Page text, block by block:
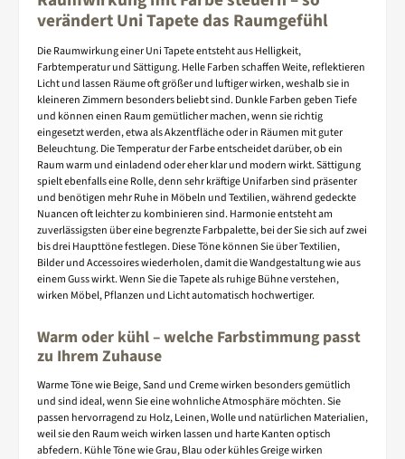
verändert Uni Tapete das Raumgefühl
Die Raumwirkung einer Uni Tapete entsteht aus Helligkeit,
Farbtemperatur und Sättigung. Helle Farben schaffen Weite, reflektieren
Licht und lassen Räume oft größer und luftiger wirken, weshalb sie in
kleineren Zimmern besonders beliebt sind. Dunkle Farben geben Tiefe
und können einen Raum gemütlicher machen, wenn sie richtig
eingesetzt werden, etwa als Akzentfläche oder in Räumen mit guter
Beleuchtung. Die Temperatur der Farbe entscheidet darüber, ob ein
Raum warm und einladend oder eher klar und modern wirkt. Sättigung
spielt ebenfalls eine Rolle, denn sehr kräftige Unifarben sind präsenter
und benötigen mehr Ruhe in Möbeln und Textilien, während gedeckte
Nuancen oft leichter zu kombinieren sind. Harmonie entsteht am
zuverlässigsten über eine begrenzte Farbpalette, bei der Sie sich auf zwei
bis drei Haupttöne festlegen. Diese Töne können Sie über Textilien,
Bilder und Accessoires wiederholen, damit die Wandgestaltung wie aus
einem Guss wirkt. Wenn Sie die Tapete als ruhige Bühne verstehen,
wirken Möbel, Pflanzen und Licht automatisch hochwertiger.
Warm oder kühl – welche Farbstimmung passt
zu Ihrem Zuhause
Warme Töne wie Beige, Sand und Creme wirken besonders gemütlich
und sind ideal, wenn Sie eine wohnliche Atmosphäre möchten. Sie
passen hervorragend zu Holz, Leinen, Wolle und natürlichen Materialien,
weil sie den Raum weich wirken lassen und harte Kanten optisch
abfedern. Kühle Töne wie Grau, Blau oder kühles Greige wirken